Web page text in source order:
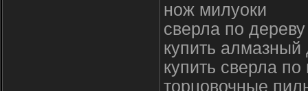
нож милуоки
сверла по
купить
купить сверла
торцовочные